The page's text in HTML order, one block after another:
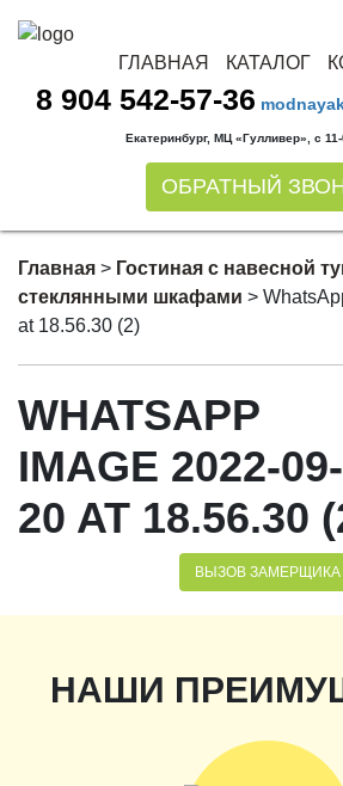
ГЛАВНАЯ КАТАЛОГ
8 904 542-57-36
Екатеринбург, МЦ «Гулливер», с
ОБРАТНЫЙ
Главная > Гостиная с навесной
стеклянными шкафами >
at 18.56.30 (2)
WHATSAPP
IMAGE 2022-09-
20 AT 18.56.30
ВЫЗОВ ЗАМЕРЩИКА
НАШИ